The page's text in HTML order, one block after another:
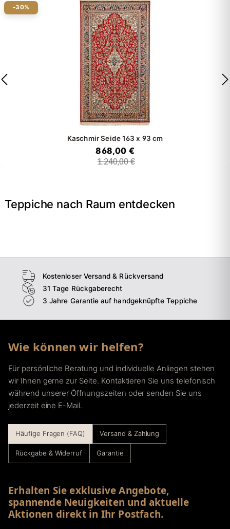
-30%
Kaschmir Seide 163 x 93 cm
868,00 €
1.240,00 €
Teppiche nach Raum entdecken
Wohnzimmer
Kostenloser Versand & Rückversand
31 Tage Rückgaberecht
3 Jahre Garantie auf handgeknüpfte Teppiche
Wie können wir helfen?
Für persönliche Beratung und individuelle Anliegen stehen
wir Ihnen gerne zur Seite. Kontaktieren Sie uns telefonisch
während unserer Öffnungszeiten oder senden Sie uns
jederzeit eine E-Mail.
Häufige Fragen (FAQ) Versand & Zahlung
Rückgabe & Widerruf Garantie
Erhalten Sie exklusive Angebote,
spannende Neuigkeiten und aktuelle
Aktionen direkt in Ihr Postfach.